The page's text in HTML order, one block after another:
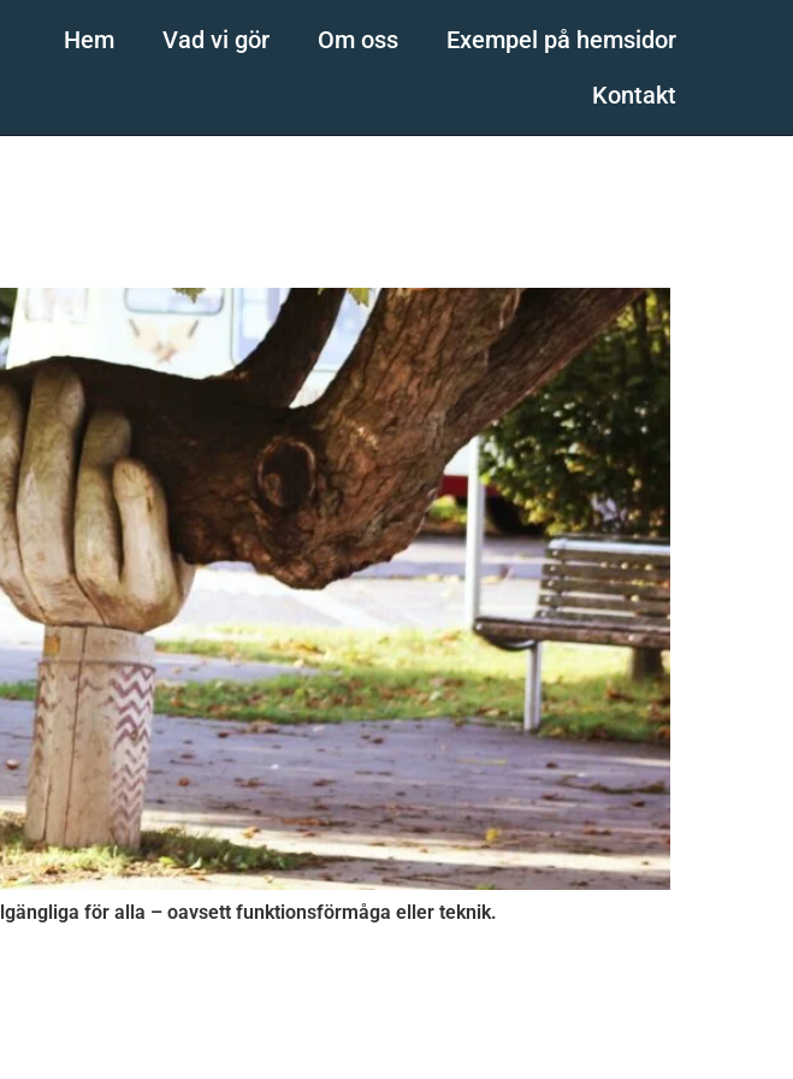
Hem Vad vi gör Om oss
Exempel på hemsidor
Kontakt
för alla – oavsett funktionsförmåga eller teknik.